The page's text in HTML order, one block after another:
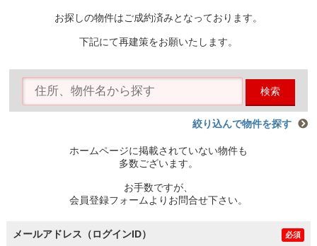
お探しの物件はご成約済みとなっております。
下記にて再建策をお願いたします。
検索
絞り込んで物件を探す
ホームページに掲載されていない物件も
多数ございます。
お手数ですが、
会員登録フォームよりお問合せ下さい。
メールアドレス（ログインID） 必須